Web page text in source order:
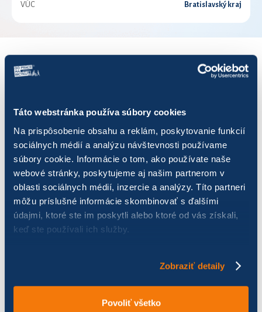
Táto webstránka používa súbory cookies
Na prispôsobenie obsahu a reklám, poskytovanie funkcií
sociálnych médií a analýzu návštevnosti používame
súbory cookie. Informácie o tom, ako používate naše
webové stránky, poskytujeme aj našim partnerom v
oblasti sociálnych médií, inzercie a analýzy. Títo partneri
môžu príslušné informácie skombinovať s ďalšími
údajmi, ktoré ste im poskytli alebo ktoré od vás získali,
keď ste používali ich služby.
Zobraziť detaily
Povoliť všetko
VÚC Bratislavský kraj
VÝSLEDKY PRE ROK 2024
Zobraziť výsledkov
Názov Počet jázd
#HROZNA 25
2024